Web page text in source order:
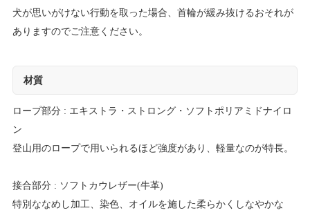
犬が思いがけない行動を取った場合、首輪が緩み抜けるおそれが
ありますのでご注意ください。
材質
ロープ部分 : エキストラ・ストロング・ソフトポリアミドナイロ
ン
登山用のロープで用いられるほど強度があり、軽量なのが特長。
接合部分 : ソフトカウレザー(牛革)
特別ななめし加工、染色、オイルを施した柔らかくしなやかな